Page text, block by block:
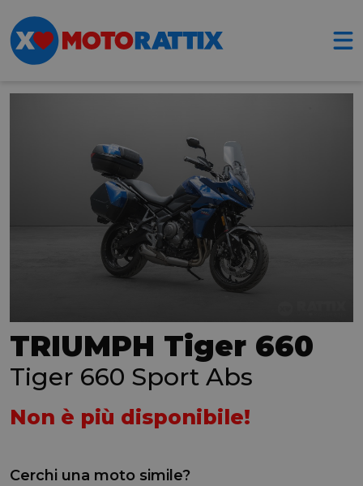
TRIUMPH Tiger 660
Tiger 660 Sport Abs
Non è più disponibile!
Cerchi una moto simile?